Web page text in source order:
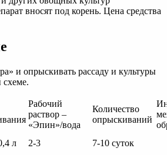
вносят под корень. Цена средства
и опрыскивать рассаду и культуры
схеме.
Рабочий
раствор –
«Эпин»/вода
Количество
опрыскиваний
л 2-3 7-10 суток